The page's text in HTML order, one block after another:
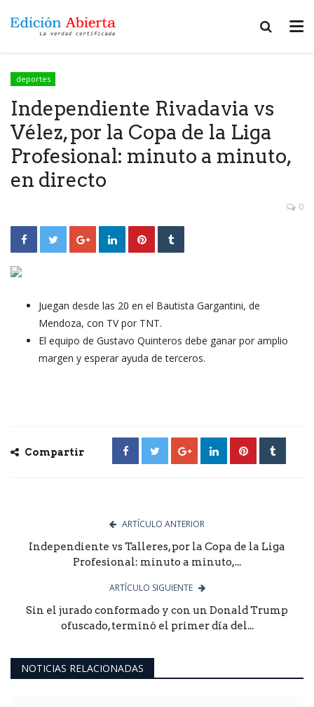
deportes
Independiente Rivadavia vs
Vélez, por la Copa de la Liga
Profesional: minuto a minuto,
en directo
0
Juegan desde las 20 en el Bautista Gargantini, de
Mendoza, con TV por TNT.
El equipo de Gustavo Quinteros debe ganar por amplio
margen y esperar ayuda de terceros.
Compartir
ARTÍCULO ANTERIOR
Independiente vs Talleres, por la Copa de la Liga
Profesional: minuto a minuto,...
ARTÍCULO SIGUIENTE
Sin el jurado conformado y con un Donald Trump
ofuscado, terminó el primer día del...
NOTICIAS RELACIONADAS